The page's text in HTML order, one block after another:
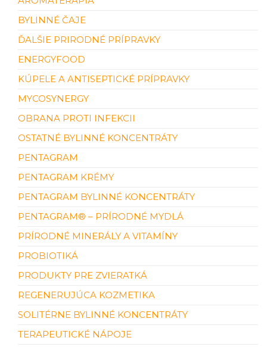
BYLINNÉ ČAJE
ĎALŠIE PRIRODNÉ PRÍPRAVKY
ENERGYFOOD
KÚPELE A ANTISEPTICKÉ PRÍPRAVKY
MYCOSYNERGY
OBRANA PROTI INFEKCII
OSTATNÉ BYLINNÉ KONCENTRÁTY
PENTAGRAM
PENTAGRAM KRÉMY
PENTAGRAM BYLINNÉ KONCENTRÁTY
PENTAGRAM® – PRÍRODNÉ MYDLÁ
PRÍRODNÉ MINERÁLY A VITAMÍNY
PROBIOTIKÁ
PRODUKTY PRE ZVIERATKÁ
REGENERUJÚCA KOZMETIKA
SOLITÉRNE BYLINNÉ KONCENTRÁTY
TERAPEUTICKÉ NÁPOJE